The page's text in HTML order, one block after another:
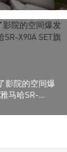
影院的空间爆
马哈SR-